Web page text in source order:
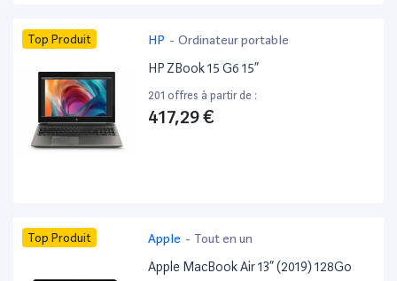
Top Produit HP - Ordinateur portable
HP ZBook 15 G6 15”
201 offres à partir de :
417,29 €
Top Produit Apple - Tout en un
Apple MacBook Air 13” (2019) 128Go